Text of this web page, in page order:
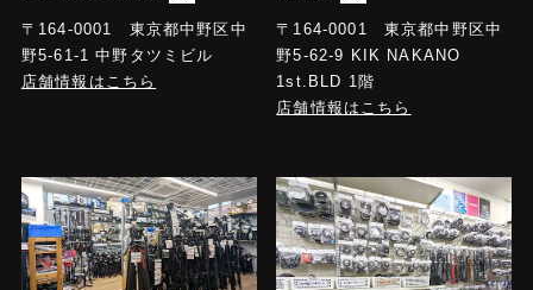
〒164-0001 東京都中野区中
野5-61-1 中野タツミビル
店舗情報はこちら
〒164-0001 東京都中野区中
野5-62-9 KIK NAKANO
1st.BLD 1階
店舗情報はこちら